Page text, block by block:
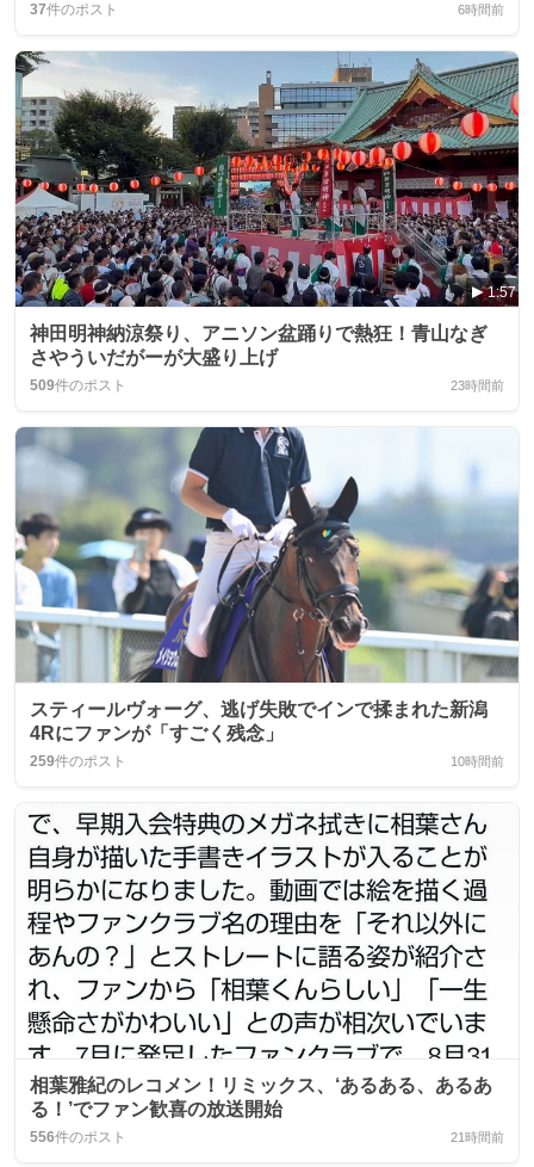
37件のポスト 6時間前
1:57
神田明神納涼祭り、アニソン盆踊りで熱狂！青山なぎ
さやういだがーが大盛り上げ
509件のポスト 23時間前
スティールヴォーグ、逃げ失敗でインで揉まれた新潟
4Rにファンが「すごく残念」
259件のポスト 10時間前
相葉雅紀のレコメン！リミックス、‘あるある、あるあ
る！’でファン歓喜の放送開始
556件のポスト 21時間前